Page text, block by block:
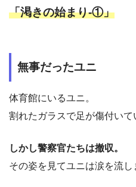
「渇きの始まり-①」
無事だったユニ
体育館にいるユニ。
割れたガラスで足が傷付いて
しかし警察官たちは撤収。
その姿を見てユニは涙を流し